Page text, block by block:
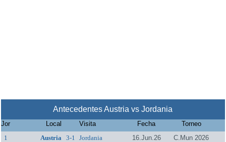
Antecedentes Austria vs Jordania
Jor Local Visita Fecha
Torneo
1
Austria 3-1 Jordania 16.Jun.26 C.Mun 2026